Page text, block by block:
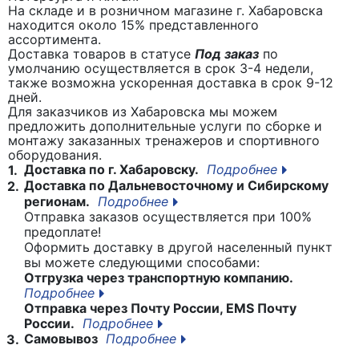
На складе и в розничном магазине г. Хабаровска
находится около 15% представленного
ассортимента.
Доставка товаров в статусе Под заказ по
умолчанию осуществляется в срок 3-4 недели,
также возможна ускоренная доставка в срок 9-12
дней.
Для заказчиков из Хабаровска мы можем
предложить дополнительные услуги по сборке и
монтажу заказанных тренажеров и спортивного
оборудования.
1. Доставка по г. Хабаровску. Подробнее
2. Доставка по Дальневосточному и Сибирскому
регионам. Подробнее
Отправка заказов осуществляется при 100%
предоплате!
Оформить доставку в другой населенный пункт
вы можете следующими способами:
Отгрузка через транспортную компанию.
Подробнее
Отправка через Почту России, EMS Почту
России. Подробнее
3. Самовывоз Подробнее